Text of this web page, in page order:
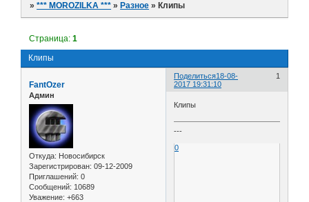
»*** MOROZILKA *** » Разное » Клипы
Клипы
Страница:1
Поделиться 1
18-08-
2017 19:31:10
FantOzer
Админ
Откуда: Новосибирск
Зарегистрирован: 09-12-2009
Приглашений: 0
Сообщений: 10689
Уважение: +663
Клипы
---
0